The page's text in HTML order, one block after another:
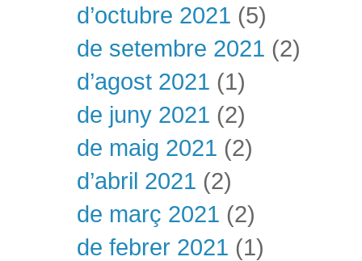
d’octubre 2021 (5)
de setembre 2021 (2)
d’agost 2021 (1)
de juny 2021 (2)
de maig 2021 (2)
d’abril 2021 (2)
de març 2021 (2)
de febrer 2021 (1)